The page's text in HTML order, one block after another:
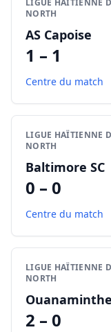
LIGUE HAÏTIENNE
NORTH
AS Capoise
1 – 1
Centre du match
LIGUE HAÏTIENNE
NORTH
Baltimore SC
0 – 0
Centre du match
LIGUE HAÏTIENNE
NORTH
2 – 0